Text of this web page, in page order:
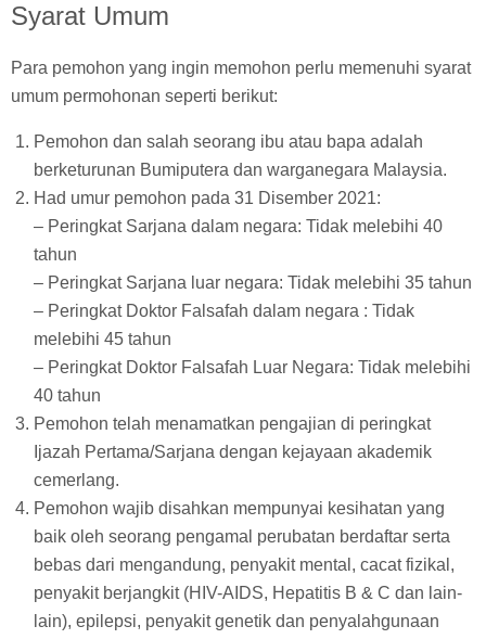
Syarat Umum
Para pemohon yang ingin memohon perlu memenuhi syarat
umum permohonan seperti berikut:
Pemohon dan salah seorang ibu atau bapa adalah
berketurunan Bumiputera dan warganegara Malaysia.
Had umur pemohon pada 31 Disember 2021:
– Peringkat Sarjana dalam negara: Tidak melebihi 40
tahun
– Peringkat Sarjana luar negara: Tidak melebihi 35 tahun
– Peringkat Doktor Falsafah dalam negara : Tidak
melebihi 45 tahun
– Peringkat Doktor Falsafah Luar Negara: Tidak melebihi
40 tahun
Pemohon telah menamatkan pengajian di peringkat
Ijazah Pertama/Sarjana dengan kejayaan akademik
cemerlang.
Pemohon wajib disahkan mempunyai kesihatan yang
baik oleh seorang pengamal perubatan berdaftar serta
bebas dari mengandung, penyakit mental, cacat fizikal,
penyakit berjangkit (HIV-AIDS, Hepatitis B & C dan lain-
lain), epilepsi, penyakit genetik dan penyalahgunaan